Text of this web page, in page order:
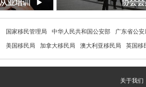
国家移民管理局 中华人民共和国公安部 广东省公
美国移民局 加拿大移民局 澳大利亚移民局 英国移
关于我们